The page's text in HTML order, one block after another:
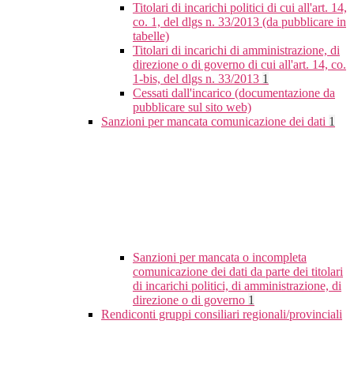
Titolari di incarichi politici di cui all'art. 14,
co. 1, del dlgs n. 33/2013 (da pubblicare in
tabelle)
Titolari di incarichi di amministrazione, di
direzione o di governo di cui all'art. 14, co.
1-bis, del dlgs n. 33/2013 1
Cessati dall'incarico (documentazione da
pubblicare sul sito web)
Sanzioni per mancata comunicazione dei dati 1
Sanzioni per mancata o incompleta
comunicazione dei dati da parte dei titolari
di incarichi politici, di amministrazione, di
direzione o di governo 1
Rendiconti gruppi consiliari regionali/provinciali